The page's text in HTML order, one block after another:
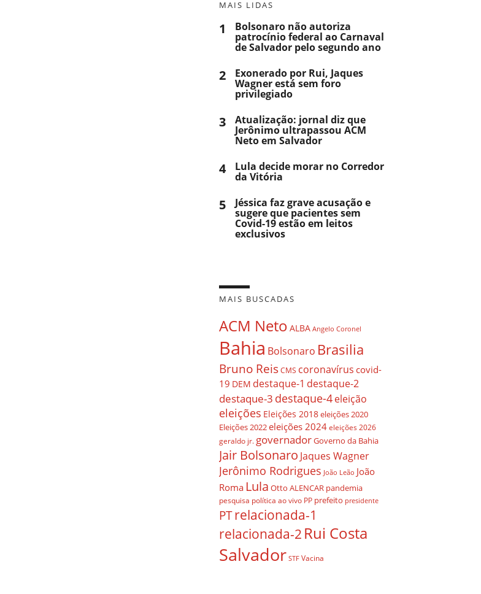
MAIS LIDAS
1 Bolsonaro não autoriza
patrocínio federal ao Carnaval
de Salvador pelo segundo ano
2 Exonerado por Rui, Jaques
Wagner está sem foro
privilegiado
3 Atualização: jornal diz que
Jerônimo ultrapassou ACM
Neto em Salvador
4 Lula decide morar no Corredor
da Vitória
5 Jéssica faz grave acusação e
sugere que pacientes sem
Covid-19 estão em leitos
exclusivos
MAIS BUSCADAS
ACM Neto ALBA Angelo Coronel
Bahia Bolsonaro Brasilia
Bruno ReisCMS coronavírus covid-
19 DEM destaque-1 destaque-2
destaque-3 destaque-4eleição
eleições Eleições 2018eleições 2020
Eleições 2022eleições 2024 eleições 2026
geraldo jr. governadorGoverno da Bahia
Jair Bolsonaro Jaques Wagner
Jerônimo Rodrigues João Leão João
Roma Lula Otto ALENCAR pandemia
pesquisa política ao vivo PP prefeito presidente
PTrelacionada-1
relacionada-2 Rui Costa
Salvador STF Vacina